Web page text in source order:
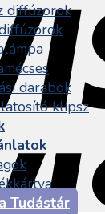
diffúzorok
darabok
klipsz
Tudástár